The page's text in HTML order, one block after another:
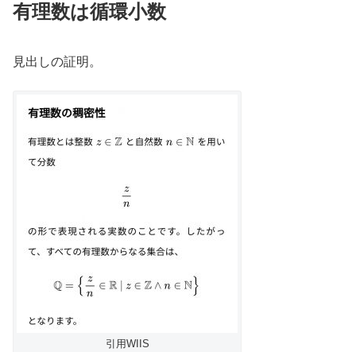
有理数は循環小数
見出しの証明。
引用WIIS